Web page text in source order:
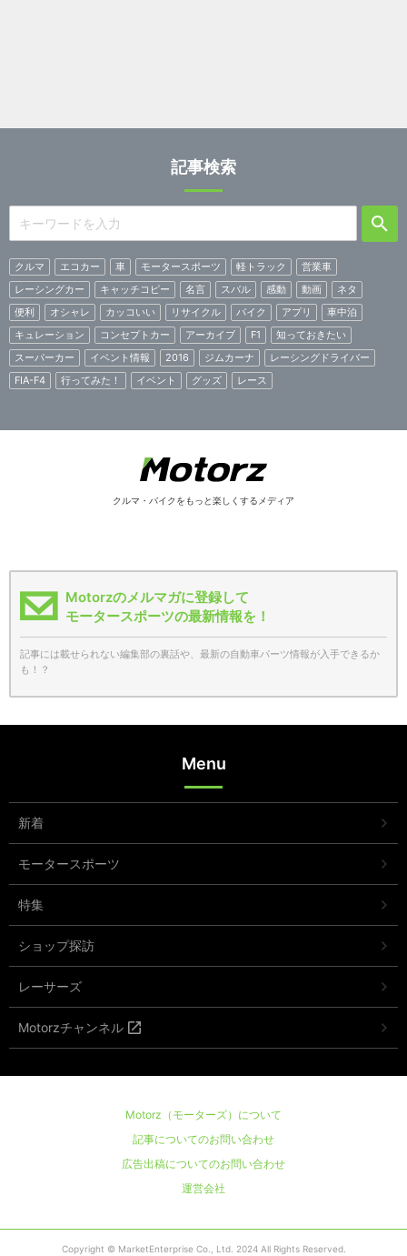
記事検索
クルマ エコカー 車 モータースポーツ 軽トラック
営業車
レーシングカー
キャッチコピー 名言 スバル 感動 動画
ネタ
便利
オシャレ カッコいい リサイクル バイク アプリ
車中泊
キュレーション
コンセプトカー アーカイブ F1
知っておきたい
スーパーカー
イベント情報 2016 ジムカーナ
レーシングドライバー
FIA-F4
行ってみた！ イベント グッズ レース
クルマ・バイクをもっと楽しくするメディア
Motorzのメルマガに登録して
モータースポーツの最新情報を！
記事には載せられない編集部の裏話や、最新の自動車パーツ情報が入手できるか
も！？
Menu
新着
モータースポーツ
特集
ショップ探訪
レーサーズ
Motorzチャンネル
Motorz（モーターズ）について
記事についてのお問い合わせ
広告出稿についてのお問い合わせ
運営会社
Copyright © MarketEnterprise Co., Ltd. 2024 All Rights Reserved.